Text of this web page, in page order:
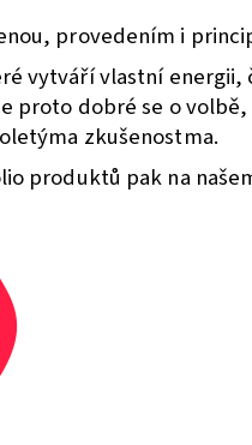
provedením i
vytváří vlastní energii,
proto dobré se o
zkušenostma.
produktů pak na